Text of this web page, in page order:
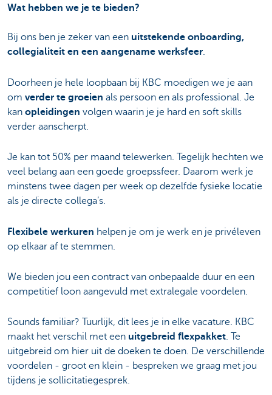
Wat hebben we je te bieden?
Bij ons ben je zeker van een uitstekende onboarding,
collegialiteit en een aangename werksfeer.
Doorheen je hele loopbaan bij KBC moedigen we je aan
om verder te groeien als persoon en als professional. Je
kan opleidingen volgen waarin je je hard en soft skills
verder aanscherpt.
Je kan tot 50% per maand telewerken. Tegelijk hechten we
veel belang aan een goede groepssfeer. Daarom werk je
minstens twee dagen per week op dezelfde fysieke locatie
als je directe collega’s.
Flexibele werkuren helpen je om je werk en je privéleven
op elkaar af te stemmen.
We bieden jou een contract van onbepaalde duur en een
competitief loon aangevuld met extralegale voordelen.
Sounds familiar? Tuurlijk, dit lees je in elke vacature. KBC
maakt het verschil met een uitgebreid flexpakket. Te
uitgebreid om hier uit de doeken te doen. De verschillende
voordelen - groot en klein - bespreken we graag met jou
tijdens je sollicitatiegesprek.